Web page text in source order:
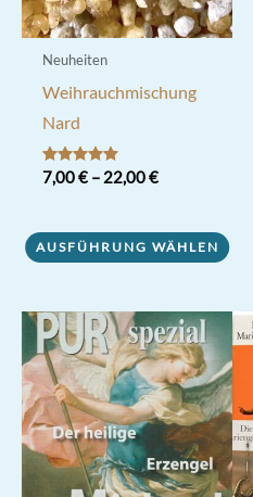
Neuheiten
Weihrauchmischung
Nard
Bewertet mit
5.00
7,00€– 22,00€
AUSFÜHRUNG WÄHLEN
Produkt
Varianten
auf.
Die
Optionen
können